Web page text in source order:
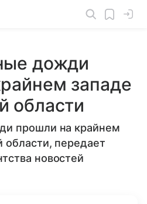
дожди
западе
области
прошли на крайнем
области, передает
новостей